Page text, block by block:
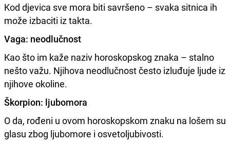
Kod djevica sve mora biti savršeno – svaka sitnica ih
može izbaciti iz takta.
Vaga: neodlučnost
Kao što im kaže naziv horoskopskog znaka – stalno
nešto važu. Njihova neodlučnost često izluđuje ljude iz
njihove okoline.
Škorpion: ljubomora
O da, rođeni u ovom horoskopskom znaku na lošem su
glasu zbog ljubomore i osvetoljubivosti.